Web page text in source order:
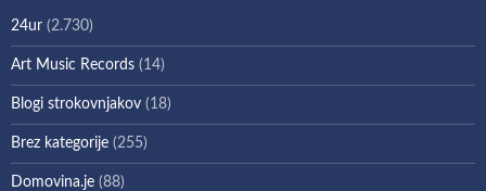
24ur (2.730)
Art Music Records (14)
Blogi strokovnjakov (18)
Brez kategorije (255)
Domovina.je (88)